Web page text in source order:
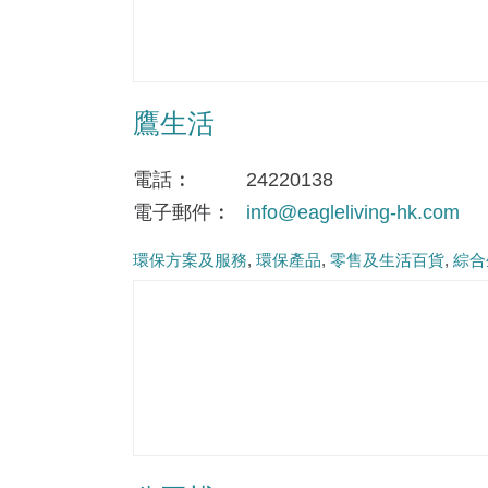
鷹生活
電話
24220138
電子郵件
info@eagleliving-hk.com
環保方案及服務 環保產品 零售及生活百貨 綜